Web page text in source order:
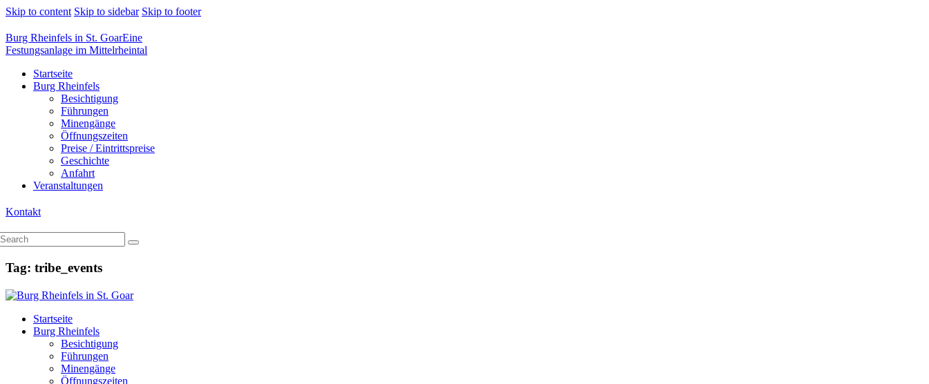
Skip to content Skip to sidebar Skip to footer
Burg Rheinfels in St. GoarEine
Festungsanlage im Mittelrheintal
Startseite
Burg Rheinfels
Besichtigung
Führungen
Minengänge
Öffnungszeiten
Preise / Eintrittspreise
Geschichte
Anfahrt
Veranstaltungen
Kontakt
Tag: tribe_events
Startseite
Burg Rheinfels
Besichtigung
Führungen
Minengänge
Öffnungszeiten